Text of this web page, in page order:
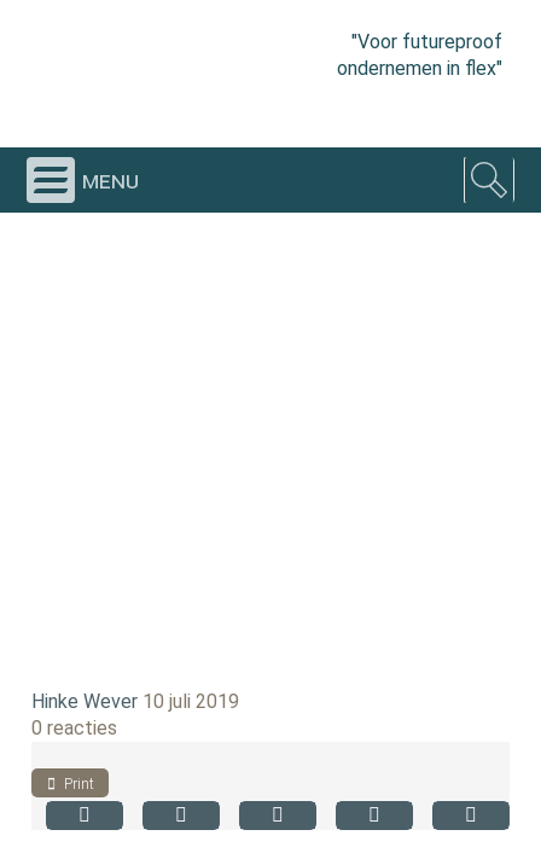
"Voor futureproof
ondernemen in flex"
menu
Hinke Wever 10 juli 2019
0 reacties
Print